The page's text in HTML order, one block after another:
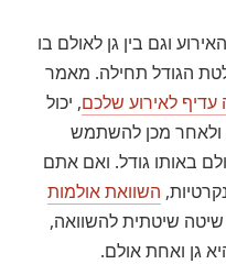
וגם בין גן לאולם בו
הגודל תחילה. מאמר
עדיף לאירוע שלכם, יכול
ולאחר מכן להשתמש
באותו גודל. ואם אתם
השוואת אולמות
שיטה שיטתית להשוואה,
גן ואחת אולם.